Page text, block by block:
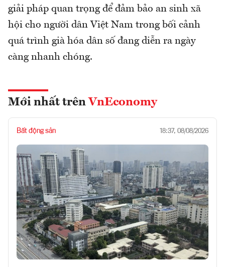
giải pháp quan trọng để đảm bảo an sinh xã
hội cho người dân Việt Nam trong bối cảnh
quá trình già hóa dân số đang diễn ra ngày
càng nhanh chóng.
Mới nhất trên VnEconomy
Bất động sản 18:37, 08/08/2026